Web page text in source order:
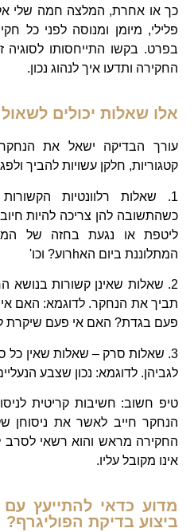
כך או אחרת, המלצה חמה שלי
פלילי, מיומן ומנוסה לפני כל
בפרט. בקשו התייחסותו
החקירה ותדעו איך לנהוג נכון.
אלו שאלות יכולים
עורך הבדיקה ישאל את
קטגוריות, חלקן עשויות להביך
1. שאלות רלוונטיות
כשהתשובה להן צריכה להיות
ליטפת או נגעת בחזה של
המתלוננת ביום האhרוע? וכו'
2. שאלות שאינן קשורות
תביך את הנחקר. לדוגמא: האם
פעם בגדת? האם אי פעם שיקרת
3. שאלות סרק – שאלות שאין
לגביהן. לדוגמא: נכון שצבע
טיפ חשוב: חשיבות קריטית
הנחקר חייב לאשר את ניסוחן
החקירה מראש והוא רשאי
אינו מקובל עליו.
מדוע כדאי להתייעץ עם
ביצוע בדיקת הפוליגרף?